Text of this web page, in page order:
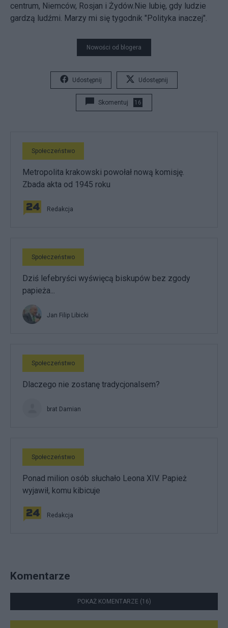
centrum, Niemców, Rosjan i Żydów.Nie lubię, gdy ludzie
gardzą ludźmi. Marzy mi się tygodnik "Polityka inaczej".
Nowości od blogera
Udostępnij Udostępnij
Skomentuj 16
Społeczeństwo
Metropolita krakowski powołał nową komisję.
Zbada akta od 1945 roku
Redakcja
Społeczeństwo
Dziś lefebryści wyświęcą biskupów bez zgody
papieża...
Jan Filip Libicki
Społeczeństwo
Dlaczego nie zostanę tradycjonalsem?
brat Damian
Społeczeństwo
Ponad milion osób słuchało Leona XIV. Papież
wyjawił, komu kibicuje
Redakcja
Komentarze
POKAŻ KOMENTARZE (16)